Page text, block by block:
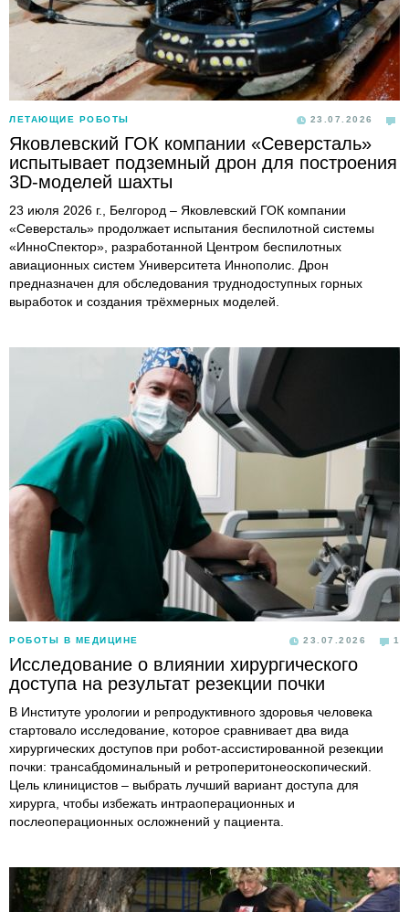
ЛЕТАЮЩИЕ РОБОТЫ 23.07.2026
Яковлевский ГОК компании «Северсталь»
испытывает подземный дрон для построения
3D-моделей шахты
23 июля 2026 г., Белгород – Яковлевский ГОК компании
«Северсталь» продолжает испытания беспилотной системы
«ИнноСпектор», разработанной Центром беспилотных
авиационных систем Университета Иннополис. Дрон
предназначен для обследования труднодоступных горных
выработок и создания трёхмерных моделей.
РОБОТЫ В МЕДИЦИНЕ 23.07.2026 1
Исследование о влиянии хирургического
доступа на результат резекции почки
В Институте урологии и репродуктивного здоровья человека
стартовало исследование, которое сравнивает два вида
хирургических доступов при робот-ассистированной резекции
почки: трансабдоминальный и ретроперитонеоскопический.
Цель клиницистов – выбрать лучший вариант доступа для
хирурга, чтобы избежать интраоперационных и
послеоперационных осложнений у пациента.